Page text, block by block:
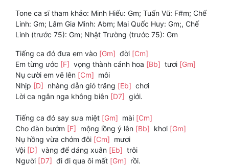
Tone ca sĩ tham khảo: Minh Hiếu: Gm; Tuấn Vũ: F#m; Chế
Linh: Gm; Lâm Gia Minh: Abm; Mai Quốc Huy: Gm;, Chế
Linh (trước 75): Gm; Nhật Trường (trước 75): Gm
Tiếng ca đó đưa em vào [Gm] đời [Cm]
Em từng ước [F] vọng thành cánh hoa [Bb] tươi [Gm]
Nụ cười em vẽ lên [Cm] môi
Nhịp [D] nhàng dẫn gió trăng [Eb] chơi
Lời ca ngân nga không biên [D7] giới.
Tiếng ca đó say sưa miệt [Gm] mài [Cm]
Cho đàn bướm [F] mộng lồng ý lên [Bb] khơi [Gm]
Nụ hồng vừa chớm đôi [Cm] mươi
Vội [D] vàng để dáng xuân [Eb] trôi
Người [D7] đi đi qua ôi mất [Gm] rồi.